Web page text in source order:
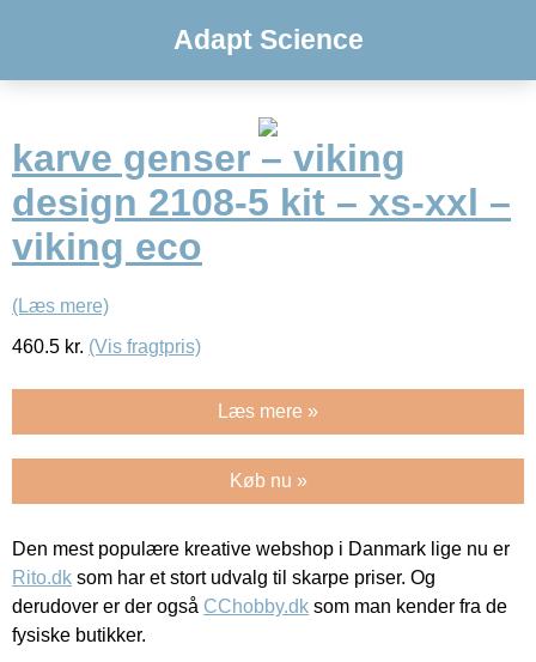
Adapt Science
karve genser – viking
design 2108-5 kit – xs-xxl –
viking eco
(Læs mere)
460.5 kr. (Vis fragtpris)
Læs mere »
Køb nu »
Den mest populære kreative webshop i Danmark lige nu er
Rito.dk som har et stort udvalg til skarpe priser. Og
derudover er der også CChobby.dk som man kender fra de
fysiske butikker.